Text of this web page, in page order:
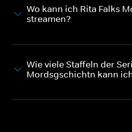
Wo kann ich Rita Falks
streamen?
Wie viele Staffeln der
Mordsgschichtn kann